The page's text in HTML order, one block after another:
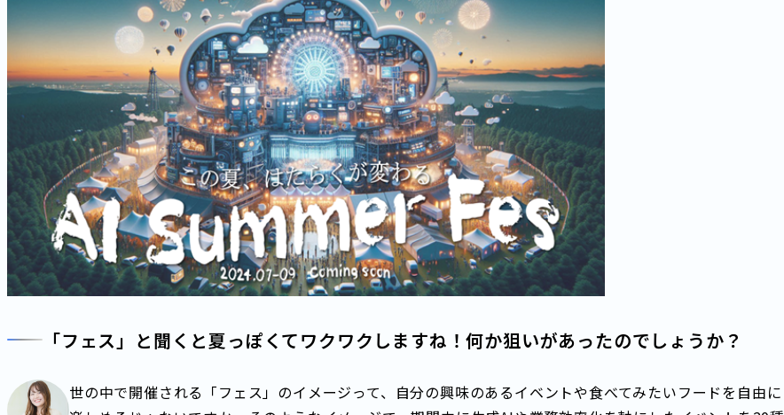
「フェス」と聞くと夏っぽくてワクワクしますね！何か狙いがあったのでしょうか？
世の中で開催される「フェス」のイメージって、自分の興味のあるイベントや食べてみたいフードを自由に